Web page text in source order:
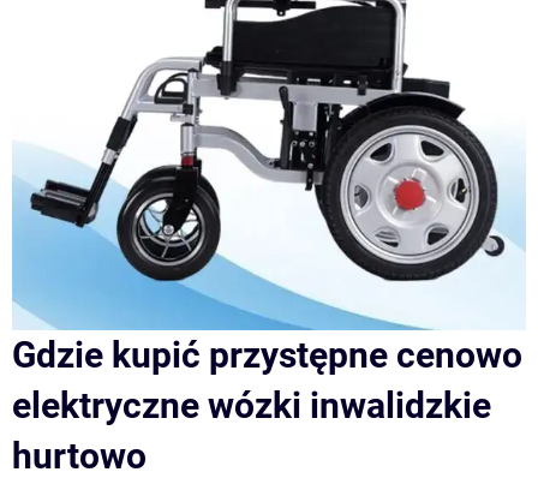
Gdzie kupić przystępne cenowo
elektryczne wózki inwalidzkie
hurtowo